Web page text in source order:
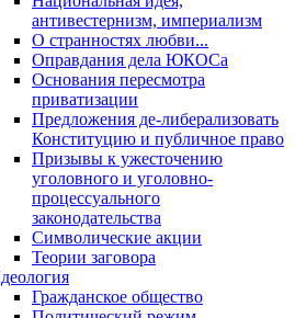
антивестернизм, империализм
О странностях любви...
Оправдания дела ЮКОСа
Основания пересмотра
приватизации
Предложения де-либерализовать
Конституцию и публичное право
Призывы к ужесточению
уголовного и уголовно-
процессуального
законодательства
Символические акции
Теории заговора
Гражданское общество